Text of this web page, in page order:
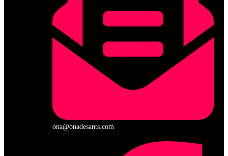
ona@onadesants.com